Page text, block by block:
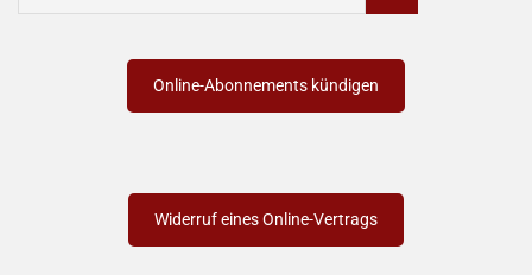
Online-Abonnements kündigen
Widerruf eines Online-Vertrags